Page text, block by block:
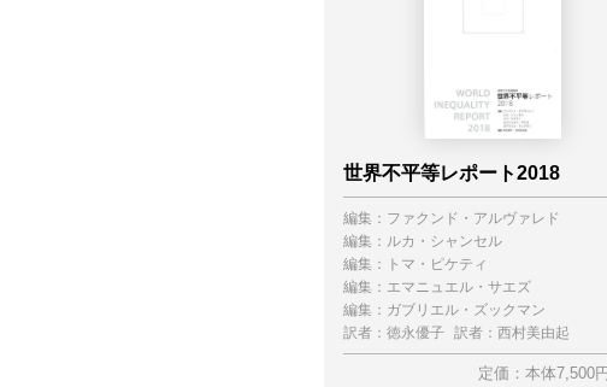
世界不平等レポート2018
編集： ファクンド・アルヴァレド
編集： ルカ・シャンセル
編集：
トマ・ピケティ
編集： エマニュエル・サエズ
編集： ガブリエル・ズックマン
訳者：徳永優子 訳者：西村美由起
定価：本体7,500